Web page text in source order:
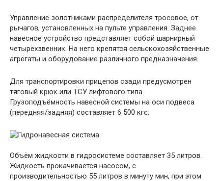
Управление золотниками распределителя тросовое, от
рычагов, установленных на пульте управления. Заднее
навесное устройство представляет собой шарнирный
четырёхзвенник. На него крепятся сельскохозяйственные
агрегаты и оборудование различного предназначения.
Для транспортировки прицепов сзади предусмотрен
тяговый крюк или ТСУ лифтового типа.
Грузоподъёмность навесной системы на оси подвеса
(передняя/задняя) составляет 6 500 кгс.
Объём жидкости в гидросистеме составляет 35 литров.
Жидкость прокачивается насосом, с
производительностью 55 литров в минуту мин, при этом